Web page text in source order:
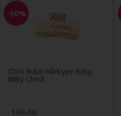
-50%
Chris Rubin hårklype Ruby,
Milky Check